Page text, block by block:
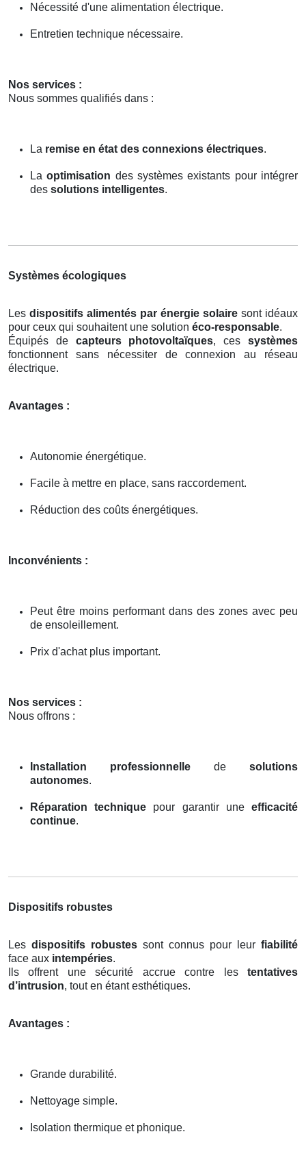
Nécessité d'une alimentation électrique.
Entretien technique nécessaire.
Nos services :
Nous sommes qualifiés dans :
La remise en état des connexions électriques.
Laoptimisation des systèmes existants pour intégrer
des solutions intelligentes.
Systèmes écologiques
Les dispositifs alimentés par énergie solaire sont idéaux
pour ceux qui souhaitent une solution éco-responsable.
Équipés de capteurs photovoltaïques, cessystèmes
fonctionnent sans nécessiter de connexion au réseau
électrique.
Avantages :
Autonomie énergétique.
Facile à mettre en place, sans raccordement.
Réduction des coûts énergétiques.
Inconvénients :
Peut être moins performant dans des zones avec peu
de ensoleillement.
Prix d'achat plus important.
Nos services :
Nous offrons :
Installation professionnelle de solutions
autonomes.
Réparation technique pour garantir uneefficacité
continue.
Dispositifs robustes
Les dispositifs robustes sont connus pour leur fiabilité
face aux intempéries.
Ils offrent une sécurité accrue contre les tentatives
d’intrusion, tout en étant esthétiques.
Avantages :
Grande durabilité.
Nettoyage simple.
Isolation thermique et phonique.